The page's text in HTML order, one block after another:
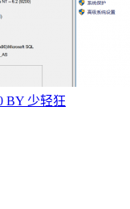
BY 少轻狂